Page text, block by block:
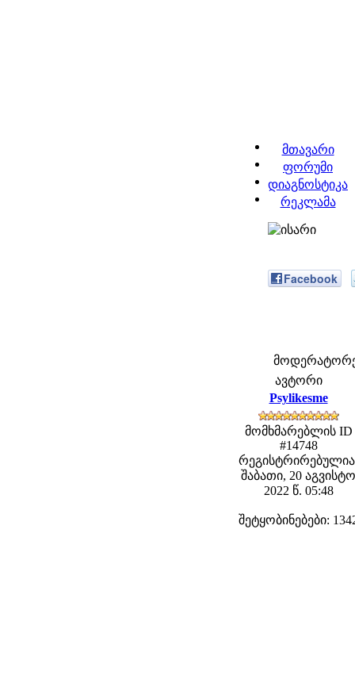
მთავარი
ფორუმი
დიაგნოსტიკა
რეკლამა
Facebook
ავტორი
Psylikesme
მომხმარებლის ID
#14748
შაბათი, 20 აგვისტო
2022 წ. 05:48
შეტყობინებები: